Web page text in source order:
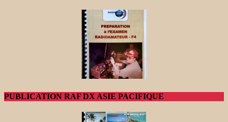
PUBLICATION RAF DX ASIE PACIFIQUE